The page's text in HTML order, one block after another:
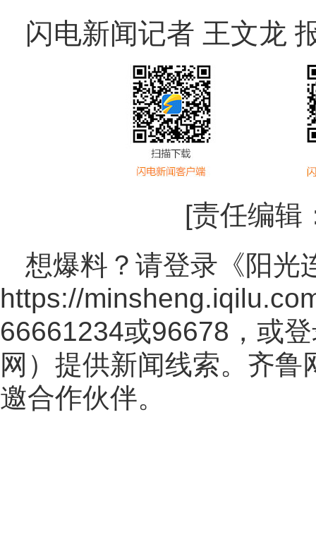
闪电新闻记者 王文龙
[责任编辑
想爆料？请登录《阳光
https://
66661234或96678，或
网 ）提供新闻线索。齐鲁
邀合作伙伴。